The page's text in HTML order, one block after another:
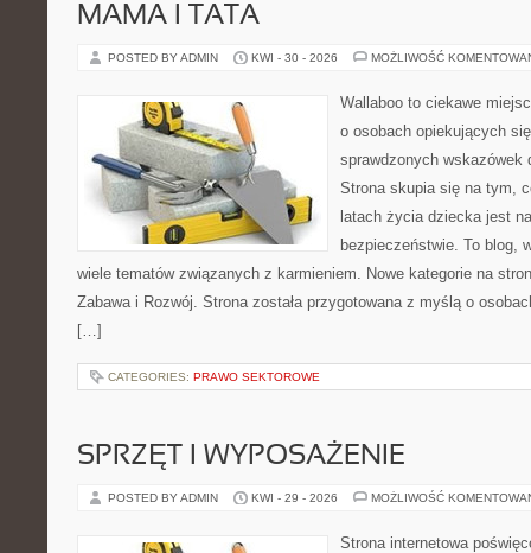
MAMA I TATA
POSTED BY ADMIN KWI - 30 - 2026 MOŻLIWOŚĆ
Wallaboo to ciekawe
o osobach opiekujących
sprawdzonych wskazówek
Strona skupia się na tym,
latach życia dziecka jest
bezpieczeństwie. To blog,
wiele tematów związanych z karmieniem. Nowe kategorie na
Zabawa i Rozwój. Strona została przygotowana z myślą o
[…]
CATEGORIES: PRAWO SEKTOROWE
SPRZĘT I WYPOSAŻENIE
POSTED BY ADMIN KWI - 29 - 2026 MOŻLIWOŚĆ
Strona internetowa